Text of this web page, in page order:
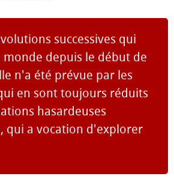
successives qui
depuis le début de
n'a été prévue par les
en sont toujours réduits
hasardeuses
qui a vocation d'explorer